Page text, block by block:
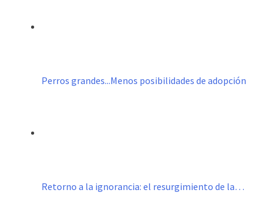
Perros grandes...Menos posibilidades de adopción
Retorno a la ignorancia: el resurgimiento de la…